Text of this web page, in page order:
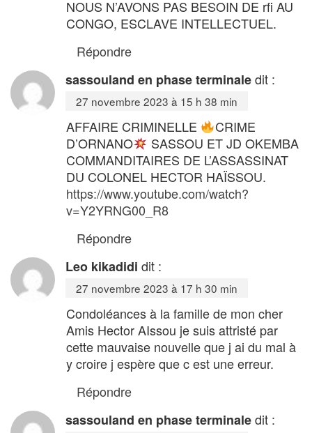
NOUS N’AVONS PAS BESOIN DE rfi AU
CONGO, ESCLAVE INTELLECTUEL.
Répondre
sassouland en phase terminaledit :
27 novembre 2023 à 15 h 38 min
AFFAIRE CRIMINELLE
CRIME
D’ORNANO
SASSOU ET JD OKEMBA
COMMANDITAIRES DE L’ASSASSINAT
DU COLONEL HECTOR HAÏSSOU.
https://www.youtube.com/watch?
v=Y2YRNG00_R8
Répondre
Leo kikadidi dit :
27 novembre 2023 à 17 h 30 min
Condoléances à la famille de mon cher
Amis Hector AIssou je suis attristé par
cette mauvaise nouvelle que j ai du mal à
y croire j espère que c est une erreur.
Répondre
sassouland en phase terminaledit :